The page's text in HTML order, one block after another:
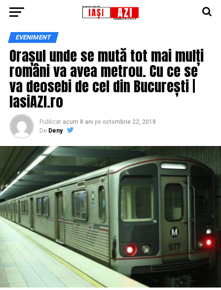
EVENIMENT
Orașul unde se mută tot mai mulți
români va avea metrou. Cu ce se
va deosebi de cel din București |
IasiAZI.ro
Publicat acum 8 ani pe octombrie 22, 2018
De Deny